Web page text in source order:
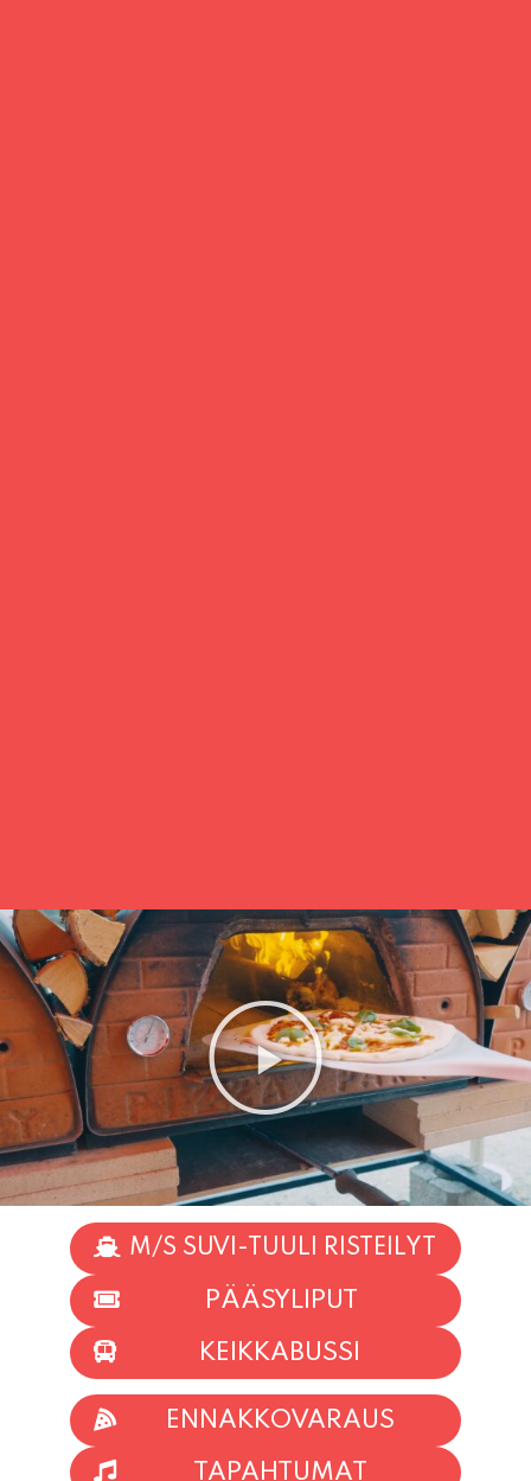
M/S SUVI-TUULI RISTEILYT
PÄÄSYLIPUT
KEIKKABUSSI
ENNAKKOVARAUS
TAPAHTUMAT